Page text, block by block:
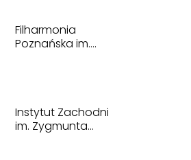
Filharmonia
Poznańska im.
Instytut Zachodni
im. Zygmunta